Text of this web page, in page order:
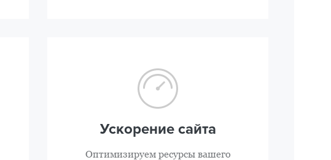
Ускорение сайта
Оптимизируем ресурсы вашего